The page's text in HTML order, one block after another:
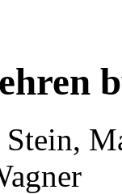
Stein,